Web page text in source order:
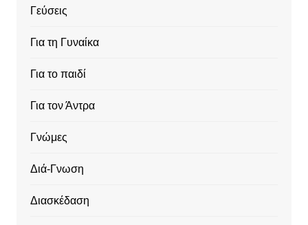
Γεύσεις
Για τη Γυναίκα
Για το παιδί
Για τον Άντρα
Γνώμες
Διά-Γνωση
Διασκέδαση